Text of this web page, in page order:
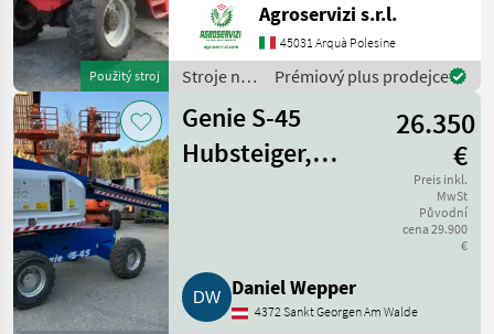
Použitý stroj
ATTREZZI, DOPPIO SFILO
Portata max: 12 TON
Altezza max di
sollevamento: 9.6 MT
Motore: MERCEDES BENZ 1
Agroservizi s.r.l.
45031 Arquà Polesine
Stroje na
Manitou
Prémiový plus prodejce
Genie S-45
Hubsteiger,
26.350
€
Preis inkl.
MwSt
Původní
cena 29.900
€
Daniel Wepper
4372 Sankt Georgen Am Walde